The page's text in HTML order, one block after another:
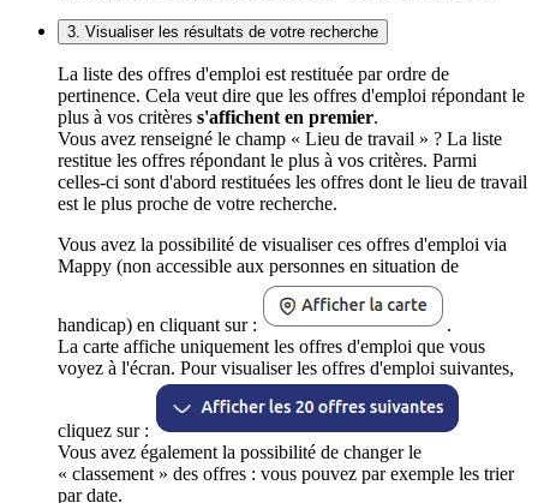
3. Visualiser les résultats de votre recherche
La liste des offres d'emploi est restituée par ordre de
pertinence. Cela veut dire que les offres d'emploi répondant le
plus à vos critères s'affichent en premier.
Vous avez renseigné le champ « Lieu de travail » ? La liste
restitue les offres répondant le plus à vos critères. Parmi
celles-ci sont d'abord restituées les offres dont le lieu de travail
est le plus proche de votre recherche.
Vous avez la possibilité de visualiser ces offres d'emploi via
Mappy (non accessible aux personnes en situation de
handicap) en cliquant sur :
.
La carte affiche uniquement les offres d'emploi que vous
voyez à l'écran. Pour visualiser les offres d'emploi suivantes,
cliquez sur :
Vous avez également la possibilité de changer le
« classement » des offres : vous pouvez par exemple les trier
par date.